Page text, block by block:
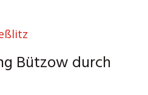
Bützow durch